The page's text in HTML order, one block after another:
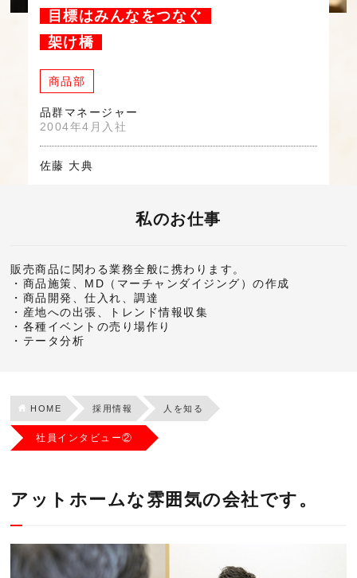
数字で見る
福利厚生
目標はみんなをつなぐ
架け橋
商品部
品群マネージャー
2004年4月入社
佐藤 大典
私のお仕事
販売商品に関わる業務全般に携わります。
・商品施策、MD（マーチャンダイジング）の作成
・商品開発、仕入れ、調達
・産地への出張、トレンド情報収集
・各種イベントの売り場作り
・テータ分析
HOME 採用情報 人を知る
社員インタビュー②
アットホームな雰囲気の会社です。